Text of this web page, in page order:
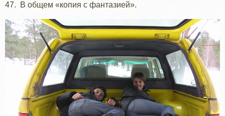
47. В общем «копия с фантазией».